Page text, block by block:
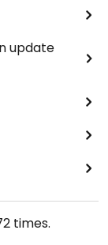
update
times.